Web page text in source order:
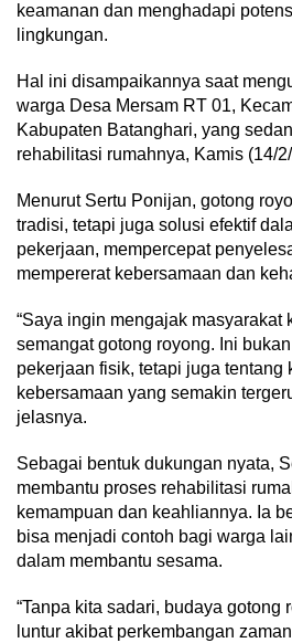
keamanan dan menghadapi
lingkungan.
Hal ini disampaikannya saat
warga Desa Mersam RT 01,
Kabupaten Batanghari, yang
rehabilitasi rumahnya, Kamis (14/
Menurut Sertu Ponijan, gotong
tradisi, tetapi juga solusi efektif
pekerjaan, mempercepat
mempererat kebersamaan dan
“Saya ingin mengajak masyarakat
semangat gotong royong. Ini
pekerjaan fisik, tetapi juga tentang
kebersamaan yang semakin
jelasnya.
Sebagai bentuk dukungan nyata,
membantu proses rehabilitasi
kemampuan dan keahliannya. Ia
bisa menjadi contoh bagi warga
dalam membantu sesama.
“Tanpa kita sadari, budaya gotong
luntur akibat perkembangan